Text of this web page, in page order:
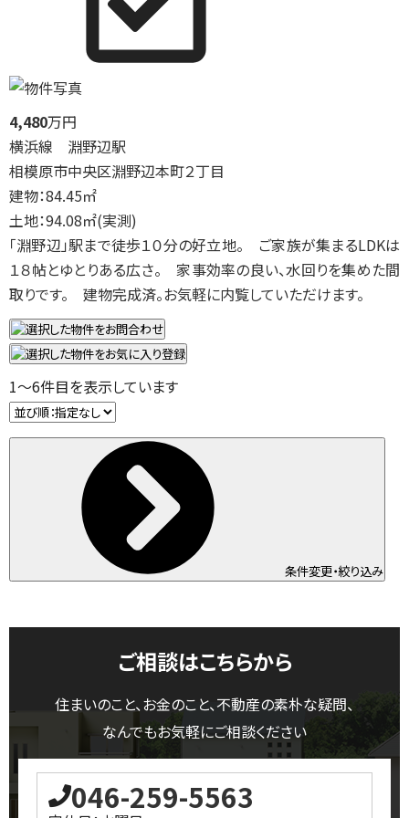
4,480万円
横浜線 淵野辺駅
相模原市中央区淵野辺本町２丁目
建物：84.45㎡
土地：94.08㎡(実測)
「淵野辺」駅まで徒歩１０分の好立地。 ご家族が集まるLDKは
１８帖とゆとりある広さ。 家事効率の良い、水回りを集めた間
取りです。 建物完成済。お気軽に内覧していただけます。
1～6件目を表示しています
条件変更・絞り込み
ご相談はこちらから
住まいのこと、お金のこと、不動産の素朴な疑問、
なんでもお気軽にご相談ください
046-259-5563